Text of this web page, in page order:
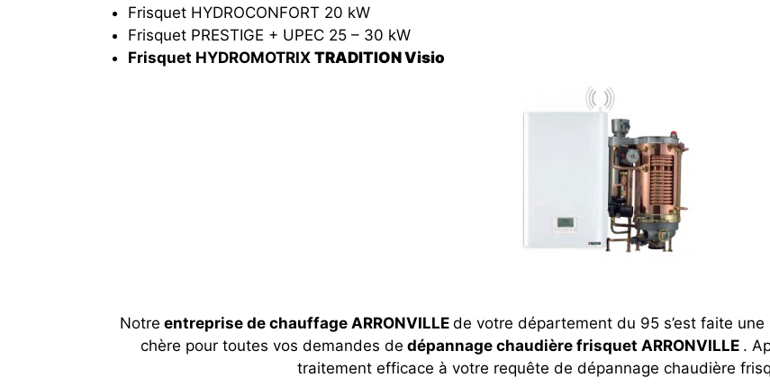
Frisquet HYDROCONFORT 20 kW
Frisquet PRESTIGE + UPEC 25 – 30 kW
Frisquet HYDROMOTRIX TRADITION Visio
Notre entreprise de chauffage ARRONVILLE de votre département du 95 s’est faite
chère pour toutes vos demandes de dépannage chaudière frisquet ARRONVILLE .
traitement efficace à votre requête de dépannage chaudière